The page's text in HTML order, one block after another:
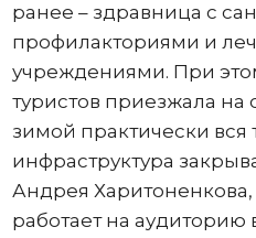
ранее – здравница с
профилакториями и
учреждениями. При
туристов приезжала на
зимой практически вся
инфраструктура
Андрея
работает на